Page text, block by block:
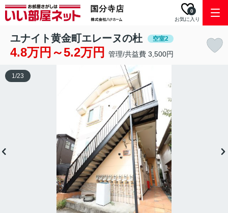
お気に入り
0
ユナイト黄金町エレーヌの杜 空室2
4.8万円～5.2万円 管理/共益費 3,500円
1/23